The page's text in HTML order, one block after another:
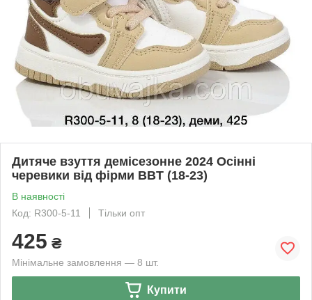
Дитяче взуття демісезонне 2024 Осінні
черевики від фірми BBT (18-23)
В наявності
Код: R300-5-11
Тільки опт
425 ₴
Мінімальне замовлення — 8 шт.
Купити